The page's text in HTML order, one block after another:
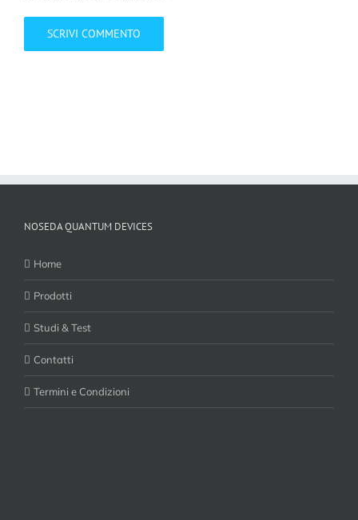
NOSEDA QUANTUM DEVICES
Home
Prodotti
Studi & Test
Contatti
Termini e Condizioni